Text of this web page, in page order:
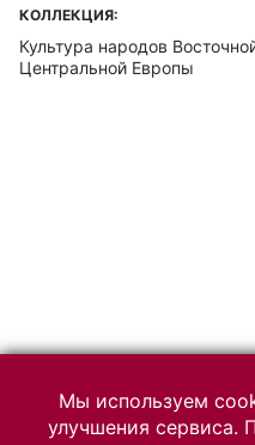
КОЛЛЕКЦИЯ:
Культура народов
Центральной Европы
Мы используем
улучшения сервиса.